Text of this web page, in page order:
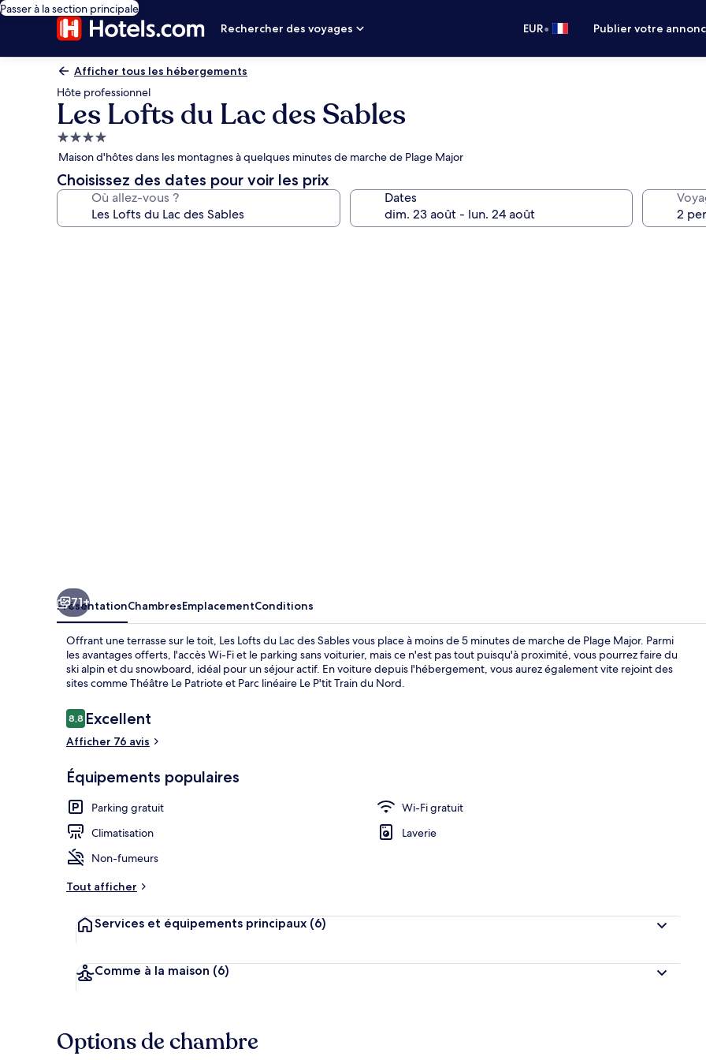
Passer à la section principale
Rechercher des voyages
EUR• Publier votre
Afficher tous les hébergements
Hôte professionnel
Les Lofts du Lac des Sables
Hébergement
4.0 étoiles
Maison d'hôtes dans les montagnes à quelques minutes de marche de Plage Major
Choisissez des dates pour voir les prix
Où allez-vous ? Dates
71+
PrésentationChambresEmplacementConditions
Offrant une terrasse sur le toit, Les Lofts du Lac des Sables vous place à moins de 5 minutes de marche de Plage Major. Parmi
les avantages offerts, l'accès Wi-Fi et le parking sans voiturier, mais ce n'est pas tout puisqu'à proximité, vous pourrez faire du
ski alpin et du snowboard, idéal pour un séjour actif. En voiture depuis l'hébergement, vous aurez également vite rejoint des
sites comme Théâtre Le Patriote et Parc linéaire Le P'tit Train du Nord.
Avis
voyageurs
8,88,8 sur 10
Excellent
Afficher 76 avis
Équipements populaires
Parking gratuit
Wi-Fi gratuit
Climatisation
Laverie
Non-fumeurs
Tout afficher
Services et équipements principaux (6)
Comme à la maison (6)
Options de chambre